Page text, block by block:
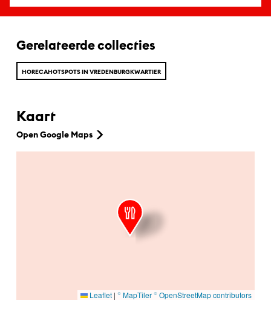
Gerelateerde collecties
HORECAHOTSPOTS IN VREDENBURGKWARTIER
Kaart
Open Google Maps
Leaflet | © MapTiler© OpenStreetMap contributors